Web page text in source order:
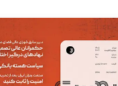
تحریریه
سروش کرمیان
تحریریه